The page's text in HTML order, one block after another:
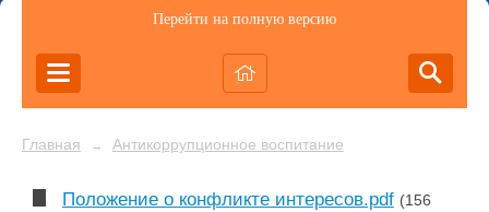
Перейти на полную версию
Главная → Антикоррупционное воспитание
Положение о конфликте интересов.pdf (156